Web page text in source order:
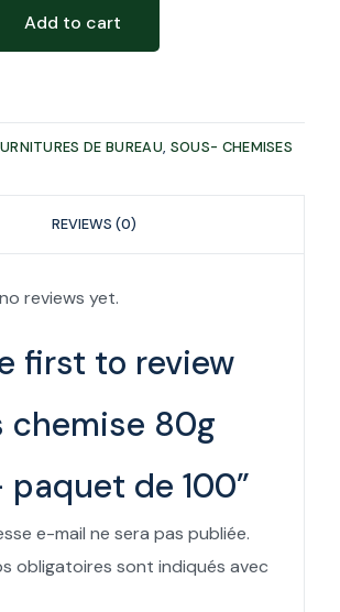
Add to cart
DE BUREAU, SOUS- CHEMISES
REVIEWS (0)
reviews yet.
first to review
chemise 80g
paquet de 100”
e-mail ne sera pas publiée.
obligatoires sont indiqués avec